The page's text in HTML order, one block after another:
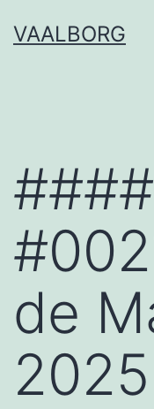
toVAALBORG
####
de
2025